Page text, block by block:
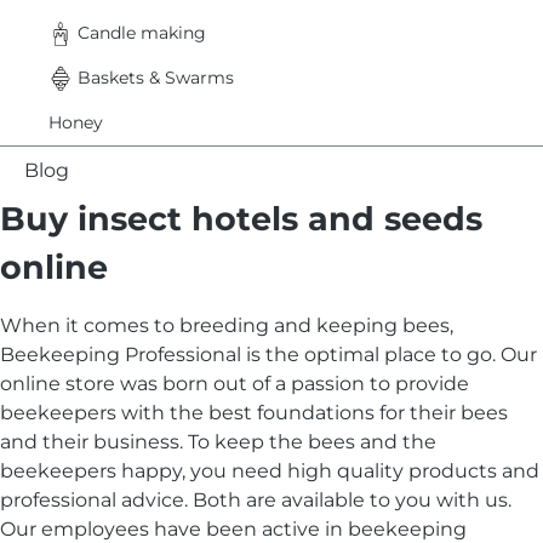
Candle making
Baskets & Swarms
Honey
Blog
Buy insect hotels and seeds
online
When it comes to breeding and keeping bees,
Beekeeping Professional is the optimal place to go. Our
online store was born out of a passion to provide
beekeepers with the best foundations for their bees
and their business. To keep the bees and the
beekeepers happy, you need high quality products and
professional advice. Both are available to you with us.
Our employees have been active in beekeeping